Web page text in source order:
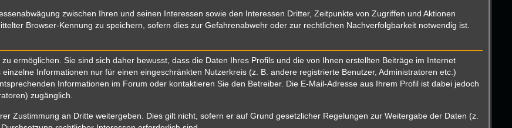
zwischen Ihren und seinen Interessen sowie den Interessen Dritter, Zeitpunkte von Zugriffen und Aktionen
Browser-Kennung zu speichern, sofern dies zur Gefahrenabwehr oder zur rechtlichen Nachverfolgbarkeit notwendig ist.
ermöglichen. Sie sind sich daher bewusst, dass die Daten Ihres Profils und die von Ihnen erstellten Beiträge im Internet
Informationen nur für einen eingeschränkten Nutzerkreis (z. B. andere registrierte Benutzer, Administratoren etc.)
Informationen im Forum oder kontaktieren Sie den Betreiber. Die E-Mail-Adresse aus Ihrem Profil ist dabei jedoch
zugänglich.
Zustimmung an Dritte weitergeben. Dies gilt nicht, sofern er auf Grund gesetzlicher Regelungen zur Weitergabe der Daten (z.